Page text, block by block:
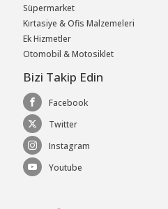
Süpermarket
Kırtasiye & Ofis Malzemeleri
Ek Hizmetler
Otomobil & Motosiklet
Bizi Takip Edin
Facebook
Twitter
Instagram
Youtube